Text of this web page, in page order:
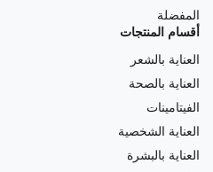
المفضلة
أقسام المنتجات
العناية بالشعر
العناية بالصحة
الفيتامينات
العناية الشخصية
العناية بالبشرة